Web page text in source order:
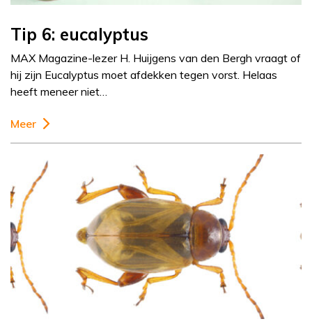
Tip 6: eucalyptus
MAX Magazine-lezer H. Huijgens van den Bergh vraagt of
hij zijn Eucalyptus moet afdekken tegen vorst. Helaas
heeft meneer niet…
Meer